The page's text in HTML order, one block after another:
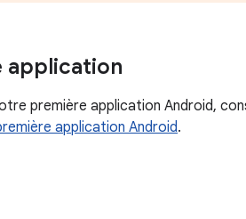
application
première application Android,
application Android.